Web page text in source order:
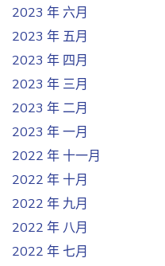
2023 年 六月
2023 年 五月
2023 年 四月
2023 年 三月
2023 年 二月
2023 年 一月
2022 年 十一月
2022 年 十月
2022 年 九月
2022 年 八月
2022 年 七月